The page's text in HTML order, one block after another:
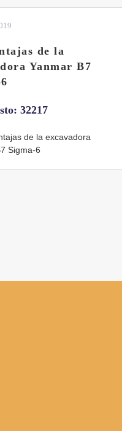
SLGS de